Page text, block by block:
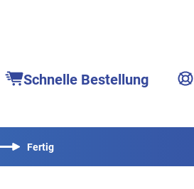
Schnelle Bestellung
Fertig